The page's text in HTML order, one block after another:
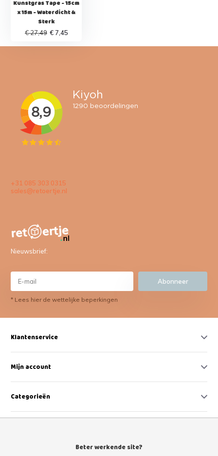
Kunstgras Tape - 15cm
x 15m - Waterdicht &
Sterk
€ 27,49 € 7,45
+31 085 303 0315
sales@retoertje.nl
Nieuwsbrief:
Abonneer
* Lees hier de wettelijke beperkingen
Klantenservice
Mijn account
Categorieën
Beter werkende site?